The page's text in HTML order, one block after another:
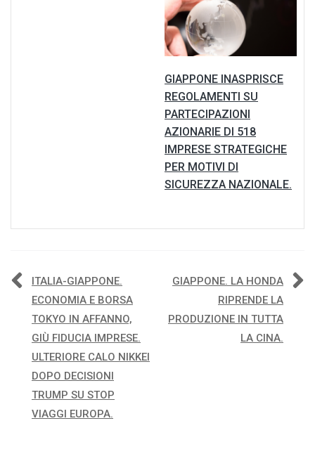
GIAPPONE INASPRISCE
REGOLAMENTI SU
PARTECIPAZIONI
AZIONARIE DI 518
IMPRESE STRATEGICHE
PER MOTIVI DI
SICUREZZA NAZIONALE.
Navigazione
articoli
ITALIA-GIAPPONE.
ECONOMIA E BORSA
TOKYO IN AFFANNO,
GIÙ FIDUCIA IMPRESE.
ULTERIORE CALO NIKKEI
DOPO DECISIONI
TRUMP SU STOP
VIAGGI EUROPA.
GIAPPONE. LA HONDA
RIPRENDE LA
PRODUZIONE IN TUTTA
LA CINA.